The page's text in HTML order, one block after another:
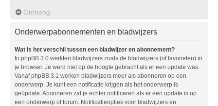
Omhoog
Onderwerpabonnementen en bladwijzers
Wat is het verschil tussen een bladwijzer en abonnement?
In phpBB 3.0 werkten bladwijzers zoals de bladwijzers (of favorieten) in
je browser. Je werd niet op de hoogte gebracht als er een update was.
Vanaf phpBB 3.1 werken bladwijzers meer als abonneren op een
onderwerp. Je kunt een notificatie krijgen als het onderwerp is
geüpdate. Abonneren zal je echter notificeren als er een update is op
een onderwerp of forum. Notificatieopties voor bladwijzers en